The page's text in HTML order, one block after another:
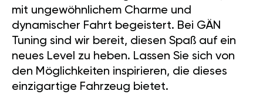
mit ungewöhnlichem Charme und
dynamischer Fahrt begeistert. Bei GÄN
Tuning sind wir bereit, diesen Spaß auf ein
neues Level zu heben. Lassen Sie sich von
den Möglichkeiten inspirieren, die dieses
einzigartige Fahrzeug bietet.